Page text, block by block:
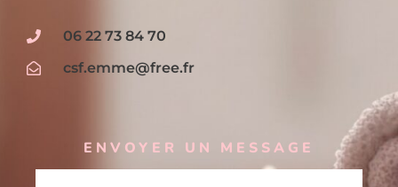
06 22 73 84 70
csf.emme@free.fr
ENVOYER UN MESSAGE